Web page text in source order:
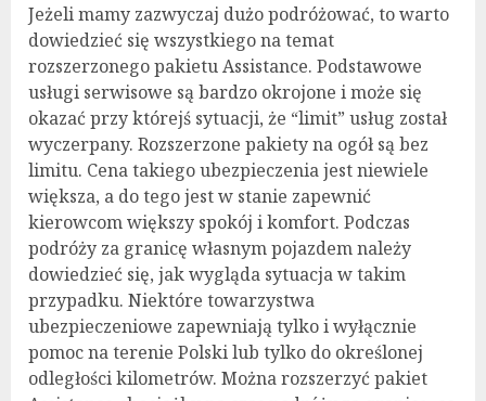
Jeżeli mamy zazwyczaj dużo podróżować, to warto
dowiedzieć się wszystkiego na temat
rozszerzonego pakietu Assistance. Podstawowe
usługi serwisowe są bardzo okrojone i może się
okazać przy którejś sytuacji, że “limit” usług został
wyczerpany. Rozszerzone pakiety na ogół są bez
limitu. Cena takiego ubezpieczenia jest niewiele
większa, a do tego jest w stanie zapewnić
kierowcom większy spokój i komfort. Podczas
podróży za granicę własnym pojazdem należy
dowiedzieć się, jak wygląda sytuacja w takim
przypadku. Niektóre towarzystwa
ubezpieczeniowe zapewniają tylko i wyłącznie
pomoc na terenie Polski lub tylko do określonej
odległości kilometrów. Można rozszerzyć pakiet